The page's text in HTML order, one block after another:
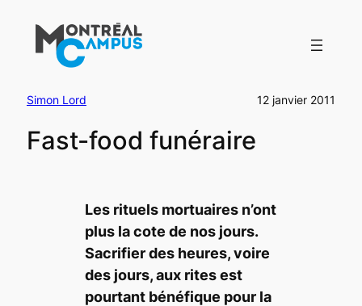
contenu
Simon Lord 12 janvier 2011
Fast-food funéraire
Les rituels mortuaires n’ont
plus la cote de nos jours.
Sacrifier des heures, voire
des jours, aux rites est
pourtant bénéfique pour la